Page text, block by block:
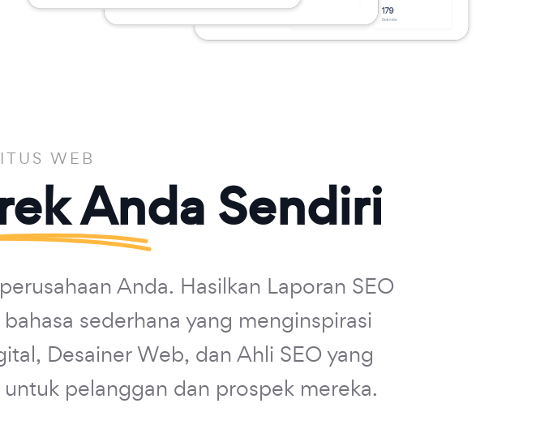
WEB
Anda Sendiri
Anda. Hasilkan Laporan SEO
sederhana yang menginspirasi
Desainer Web, dan Ahli SEO yang
pelanggan dan prospek mereka.